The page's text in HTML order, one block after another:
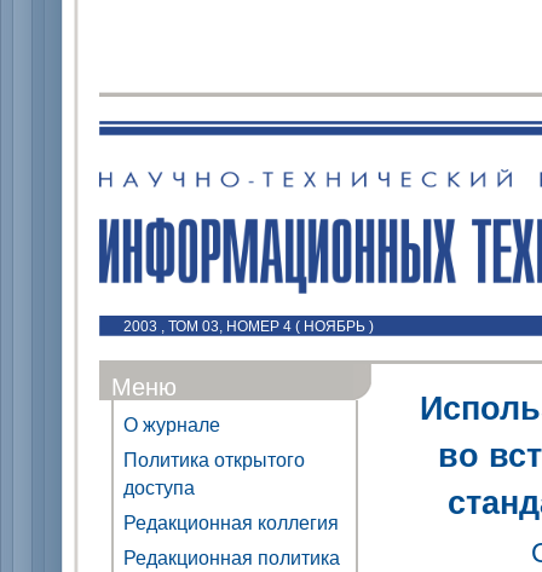
2003 , ТОМ 03, НОМЕР 4 ( НОЯБРЬ )
Меню
О журнале
Политика открытого
доступа
Редакционная коллегия
Редакционная политика
во